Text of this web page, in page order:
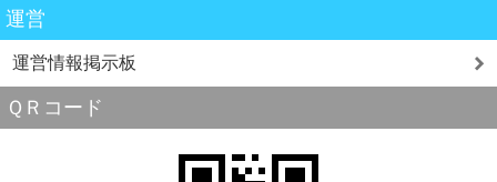
運営
運営情報掲示板
ＱＲコード